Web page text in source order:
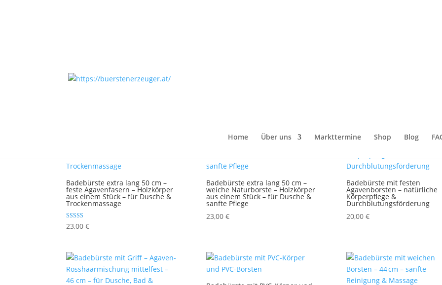
Home Über uns Markttermine Shop Blog
Start Körperpflege/ Wellness und Haarbürsten
Badebürste extra lang 50 cm –
feste Agavenfasern – Holzkörper
aus einem Stück – für Dusche &
Trockenmassage
Bewertet mit
5.00
23,00€
Badebürste extra lang 50 cm –
weiche Naturborste – Holzkörper
aus einem Stück – für Dusche &
sanfte Pflege
23,00 €
Badebürste mit festen
Agavenborsten – natürliche
Körperpflege &
Durchblutungsförderung
20,00 €